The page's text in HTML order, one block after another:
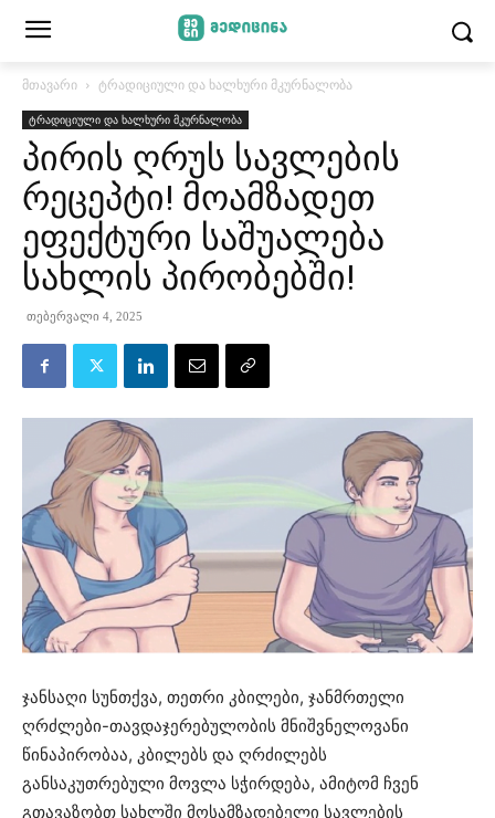
მთავარი ტრადიციული და ხალხური მკურნალობა
ტრადიციული და ხალხური მკურნალობა
პირის ღრუს სავლების
რეცეპტი! მოამზადეთ
ეფექტური საშუალება
სახლის პირობებში!
თებერვალი 4, 2025
ჯანსაღი სუნთქვა, თეთრი კბილები, ჯანმრთელი
ღრძლები-თავდაჯერებულობის მნიშვნელოვანი
წინაპირობაა, კბილებს და ღრძილებს
განსაკუთრებული მოვლა სჭირდება, ამიტომ ჩვენ
გთავაზობთ სახლში მოსამზადებელი სავლების